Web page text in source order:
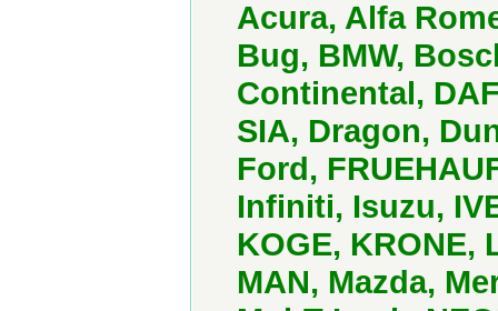
Acura, Alfa
Bug, BMW,
Continental,
SIA, Dragon,
Ford,
Infiniti, Isuzu,
KOGE,
MAN, Mazda,